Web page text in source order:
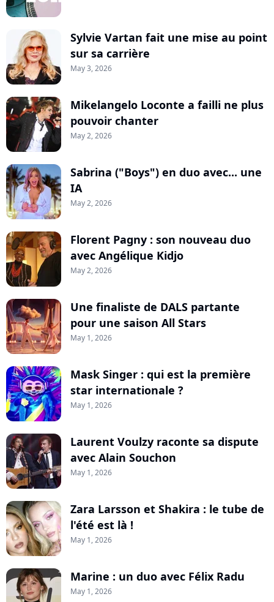
Sylvie Vartan fait une mise au point
sur sa carrière
May 3, 2026
Mikelangelo Loconte a failli ne plus
pouvoir chanter
May 2, 2026
Sabrina ("Boys") en duo avec... une
IA
May 2, 2026
Florent Pagny : son nouveau duo
avec Angélique Kidjo
May 2, 2026
Une finaliste de DALS partante
pour une saison All Stars
May 1, 2026
Mask Singer : qui est la première
star internationale ?
May 1, 2026
Laurent Voulzy raconte sa dispute
avec Alain Souchon
May 1, 2026
Zara Larsson et Shakira : le tube de
l'été est là !
May 1, 2026
Marine : un duo avec Félix Radu
May 1, 2026